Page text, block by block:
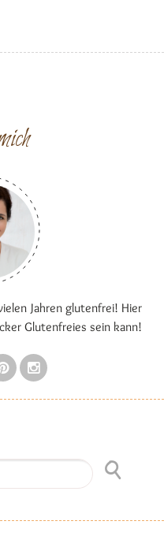
Jahren glutenfrei! Hier
Glutenfreies sein kann!